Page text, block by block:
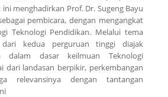
menghadirkan Prof. Dr. Sugeng Bayu
pembicara, dengan mengangkat
Teknologi Pendidikan. Melalui tema
dari kedua perguruan tinggi diajak
dalam dasar keilmuan Teknologi
dari landasan berpikir, perkembangan
relevansinya dengan tantangan